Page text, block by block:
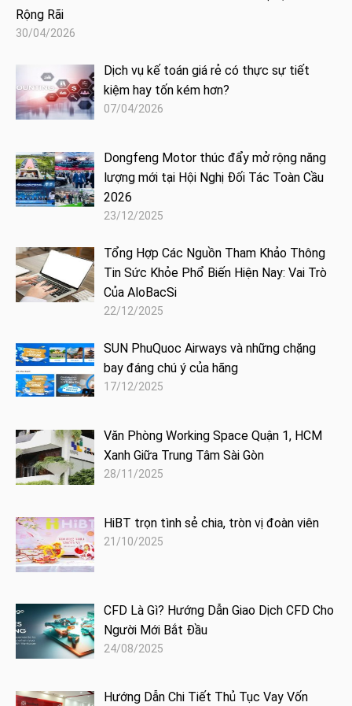
Rộng Rãi
30/04/2026
Dịch vụ kế toán giá rẻ có thực sự tiết
kiệm hay tốn kém hơn?
07/04/2026
Dongfeng Motor thúc đẩy mở rộng năng
lượng mới tại Hội Nghị Đối Tác Toàn Cầu
2026
23/12/2025
Tổng Hợp Các Nguồn Tham Khảo Thông
Tin Sức Khỏe Phổ Biến Hiện Nay: Vai Trò
Của AloBacSi
22/12/2025
SUN PhuQuoc Airways và những chặng
bay đáng chú ý của hãng
17/12/2025
Văn Phòng Working Space Quận 1, HCM
Xanh Giữa Trung Tâm Sài Gòn
28/11/2025
HiBT trọn tình sẻ chia, tròn vị đoàn viên
21/10/2025
CFD Là Gì? Hướng Dẫn Giao Dịch CFD Cho
Người Mới Bắt Đầu
24/08/2025
Hướng Dẫn Chi Tiết Thủ Tục Vay Vốn